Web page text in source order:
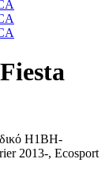
H1BH-
2013-, Ecosport